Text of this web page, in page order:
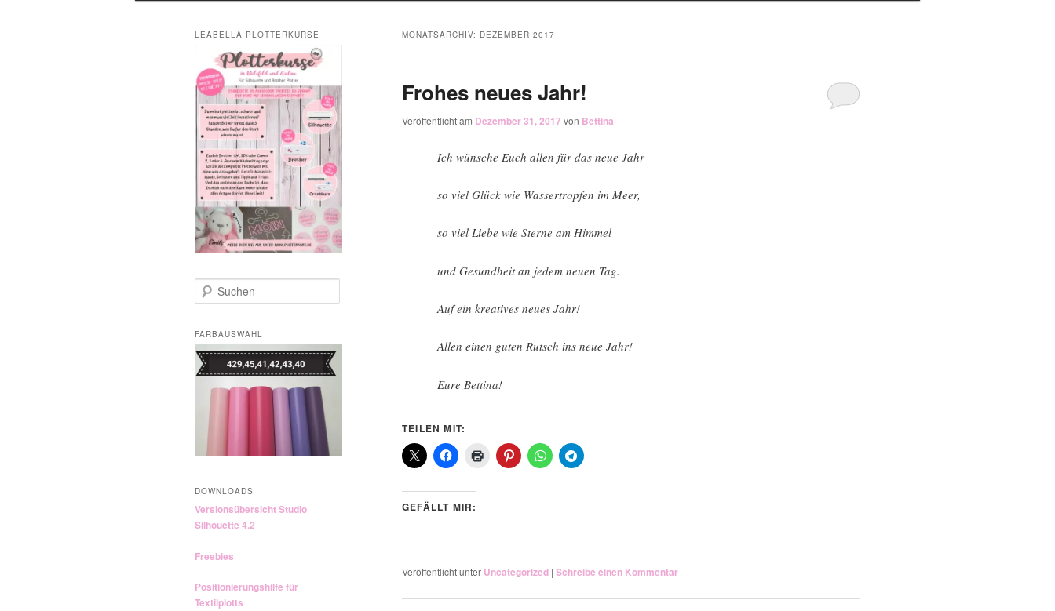
MONATSARCHIV: DEZEMBER 2017
Frohes neues Jahr!
Veröffentlicht am Dezember 31, 2017von Bettina
Ich wünsche Euch allen für das neue Jahr
so viel Glück wie Wassertropfen im Meer,
so viel Liebe wie Sterne am Himmel
und Gesundheit an jedem neuen Tag.
Auf ein kreatives neues Jahr!
Allen einen guten Rutsch ins neue Jahr!
Eure Bettina!
TEILEN MIT:
GEFÄLLT MIR:
Veröffentlicht unter Uncategorized | Schreibe einen Kommentar
LEABELLA PLOTTERKURSE
u
h
e
n
FARBAUSWAHL
DOWNLOADS
Versionsübersicht Studio
Silhouette 4.2
Freebies
Positionierungshilfe für
Textilplotts